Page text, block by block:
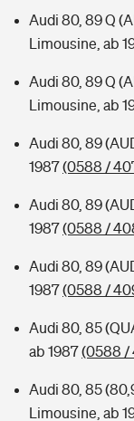
Audi 80, 89 Q
Limousine, ab
Audi 80, 89 Q
Limousine, ab
Audi 80, 89
1987(0588 /
Audi 80, 89
1987(0588 /
Audi 80, 89
1987(0588 /
Audi 80, 85
ab 1987(0588 /
Audi 80, 85
Limousine, ab